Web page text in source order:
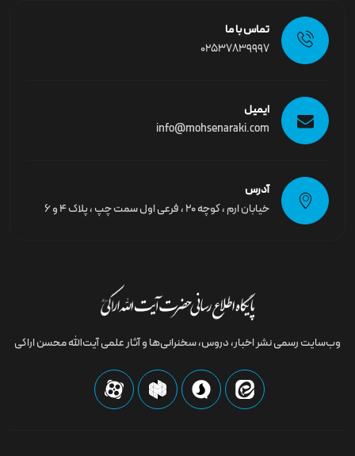
تماس با ما
02537839997
ایمیل
info@mohsenaraki.com
آدرس
خیابان ارم ، کوچه ۲۰ ، فرعی اول سمت چپ ، پلاک ۴ و ۶
وب‌سایت رسمى نشر اخبار، دروس، سخنرانی‌ها و آثار علمی آیت‌الله محسن اراکی